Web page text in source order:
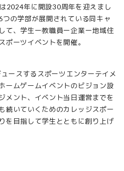
2024年に開設30周年を迎えまし
の学部が展開されている同キャ
て、学生ー教職員ー企業ー地域住
ポーツイベントを開催。
ースするスポーツエンターテイメ
ームゲームイベントのビジョン設
メント、イベント当日運営までを
続いていくためのカレッジスポー
を目指して学生とともに創り上げ